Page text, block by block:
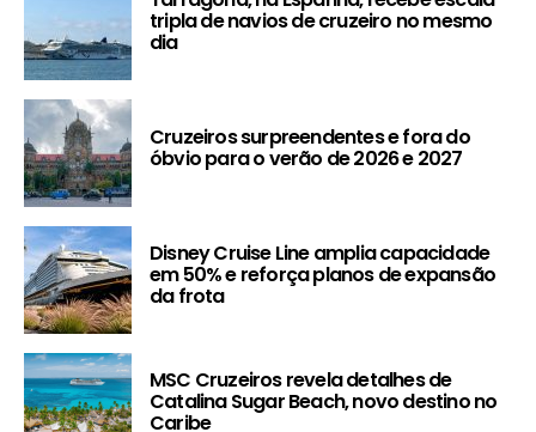
tripla de navios de cruzeiro no mesmo
dia
Cruzeiros surpreendentes e fora do
óbvio para o verão de 2026 e 2027
Disney Cruise Line amplia capacidade
em 50% e reforça planos de expansão
da frota
MSC Cruzeiros revela detalhes de
Catalina Sugar Beach, novo destino no
Caribe